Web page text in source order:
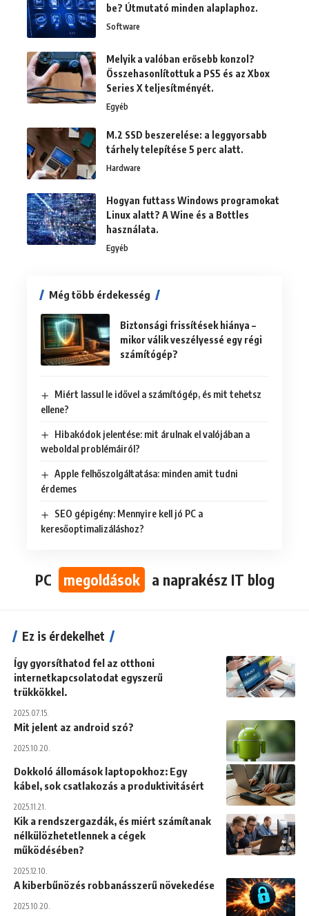
be? Útmutató minden alaplaphoz.
Software
Melyik a valóban erősebb konzol?
Összehasonlítottuk a PS5 és az Xbox
Series X teljesítményét.
Egyéb
M.2 SSD beszerelése: a leggyorsabb
tárhely telepítése 5 perc alatt.
Hardware
Hogyan futtass Windows programokat
Linux alatt? A Wine és a Bottles
használata.
Egyéb
Még több érdekesség
Biztonsági frissítések hiánya –
mikor válik veszélyessé egy régi
számítógép?
Miért lassul le idővel a számítógép, és mit tehetsz
ellene?
Hibakódok jelentése: mit árulnak el valójában a
weboldal problémáiról?
Apple felhőszolgáltatása: minden amit tudni
érdemes
SEO gépigény: Mennyire kell jó PC a
keresőoptimalizáláshoz?
PC megoldások a naprakész IT blog
Ez is érdekelhet
Így gyorsíthatod fel az otthoni
internetkapcsolatodat egyszerű
trükkökkel.
2025.07.15.
Mit jelent az android szó?
2025.10.20.
Dokkoló állomások laptopokhoz: Egy
kábel, sok csatlakozás a produktivitásért
2025.11.21.
Kik a rendszergazdák, és miért számítanak
nélkülözhetetlennek a cégek
működésében?
2025.12.10.
A kiberbűnözés robbanásszerű növekedése
2025.10.20.